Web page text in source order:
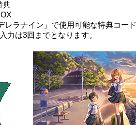
典
レラナイン」で使用可能な特典コード
力は3回までとなります。